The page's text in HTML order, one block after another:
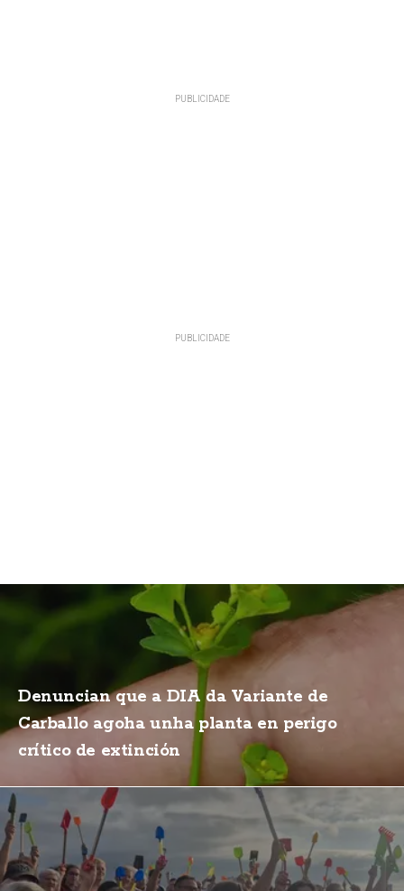
Denuncian que a DIA da Variante de
Carballo agoha unha planta en perigo
crítico de extinción